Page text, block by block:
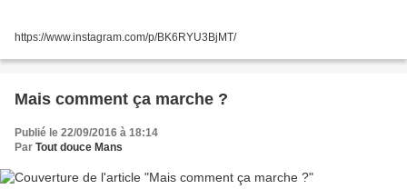
https://www.instagram.com/p/BK6RYU3BjMT/
Mais comment ça marche ?
Publié le 22/09/2016 à 18:14
Par Tout douce Mans